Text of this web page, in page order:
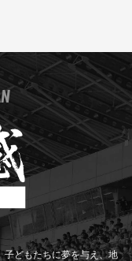
子どもたちに夢を与え、地